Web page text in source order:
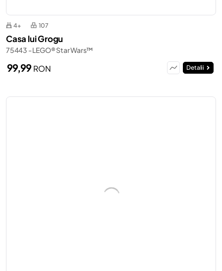
4+ 107
Casa lui Grogu
75443 - LEGO® Star Wars™
99,99RON Detalii